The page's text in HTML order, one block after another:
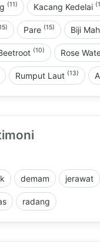
(11) Kacang Kedelai
Pare (15) Biji
(10) Rose
Rumput Laut (13)
demam jerawat
radang